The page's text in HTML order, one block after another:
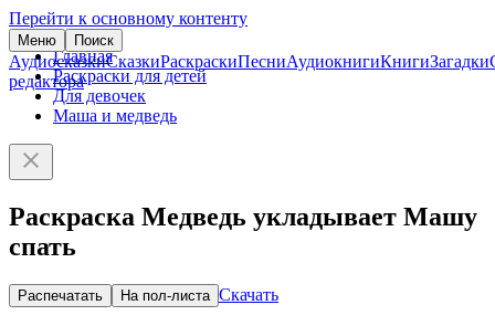
Перейти к основному контенту
Меню Поиск
АудиосказкиСказкиРаскраскиПесниАудиокнигиКнигиЗагадки
редактора
Главная
Раскраски для детей
Для девочек
Маша и медведь
Раскраска Медведь укладывает Машу
спать
Распечатать На пол-листа Скачать